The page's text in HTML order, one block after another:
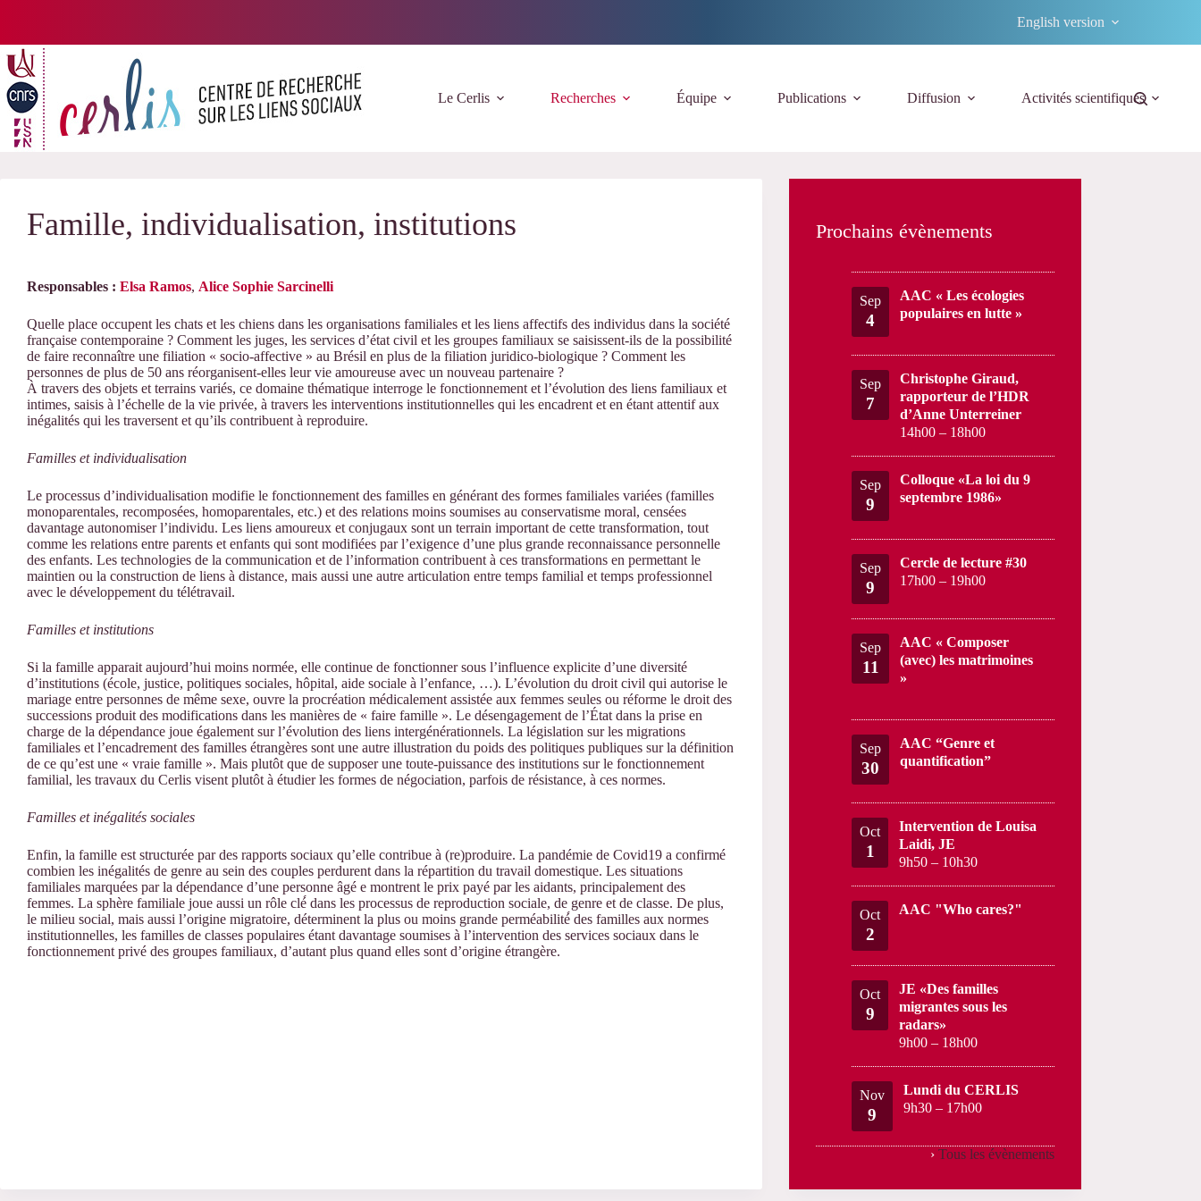
English version
Le Cerlis Recherches Équipe Publications Diffusion Activités scientifiques
Famille, individualisation, institutions
Responsables : Elsa Ramos, Alice Sophie Sarcinelli
Quelle place occupent les chats et les chiens dans les organisations familiales et les liens affectifs des individus dans la société
française contemporaine ? Comment les juges, les services d’état civil et les groupes familiaux se saisissent-ils de la possibilité
de faire reconnaître une filiation « socio-affective » au Brésil en plus de la filiation juridico-biologique ? Comment les
personnes de plus de 50 ans réorganisent-elles leur vie amoureuse avec un nouveau partenaire ?
À travers des objets et terrains variés, ce domaine thématique interroge le fonctionnement et l’évolution des liens familiaux et
intimes, saisis à l’échelle de la vie privée, à travers les interventions institutionnelles qui les encadrent et en étant attentif aux
inégalités qui les traversent et qu’ils contribuent à reproduire.
Familles et individualisation
Le processus d’individualisation modifie le fonctionnement des familles en générant des formes familiales variées (familles
monoparentales, recomposées, homoparentales, etc.) et des relations moins soumises au conservatisme moral, censées
davantage autonomiser l’individu. Les liens amoureux et conjugaux sont un terrain important de cette transformation, tout
comme les relations entre parents et enfants qui sont modifiées par l’exigence d’une plus grande reconnaissance personnelle
des enfants. Les technologies de la communication et de l’information contribuent à ces transformations en permettant le
maintien ou la construction de liens à distance, mais aussi une autre articulation entre temps familial et temps professionnel
avec le développement du télétravail.
Familles et institutions
Si la famille apparait aujourd’hui moins normée, elle continue de fonctionner sous l’influence explicite d’une diversité
d’institutions (école, justice, politiques sociales, hôpital, aide sociale à l’enfance, …). L’évolution du droit civil qui autorise le
mariage entre personnes de même sexe, ouvre la procréation médicalement assistée aux femmes seules ou réforme le droit des
successions produit des modifications dans les manières de « faire famille ». Le désengagement de l’État dans la prise en
charge de la dépendance joue également sur l’évolution des liens intergénérationnels. La législation sur les migrations
familiales et l’encadrement des familles étrangères sont une autre illustration du poids des politiques publiques sur la définition
de ce qu’est une « vraie famille ». Mais plutôt que de supposer une toute-puissance des institutions sur le fonctionnement
familial, les travaux du Cerlis visent plutôt à étudier les formes de négociation, parfois de résistance, à ces normes.
Familles et inégalités sociales
Enfin, la famille est structurée par des rapports sociaux qu’elle contribue à (re)produire. La pandémie de Covid19 a confirmé
combien les inégalités de genre au sein des couples perdurent dans la répartition du travail domestique. Les situations
familiales marquées par la dépendance d’une personne âgé e montrent le prix payé par les aidants, principalement des
femmes. La sphère familiale joue aussi un rôle clé́ dans les processus de reproduction sociale, de genre et de classe. De plus,
le milieu social, mais aussi l’origine migratoire, déterminent la plus ou moins grande perméabilité́ des familles aux normes
institutionnelles, les familles de classes populaires étant davantage soumises à l’intervention des services sociaux dans le
fonctionnement privé des groupes familiaux, d’autant plus quand elles sont d’origine étrangère.
Prochains évènements
Sep
4
AAC « Les écologies
populaires en lutte »
Sep
7
Christophe Giraud,
rapporteur de l’HDR
d’Anne Unterreiner
14h00 – 18h00
Sep
9
Colloque «La loi du 9
septembre 1986»
Sep
9
Cercle de lecture #30
17h00 – 19h00
Sep
11
AAC « Composer
(avec) les matrimoines
»
Sep
30
AAC “Genre et
quantification”
Oct
1
Intervention de Louisa
Laidi, JE
9h50 – 10h30
Oct
2
AAC "Who cares?"
Oct
9
JE «Des familles
migrantes sous les
radars»
9h00 – 18h00
Nov
9
Lundi du CERLIS
9h30 – 17h00
› Tous les évènements